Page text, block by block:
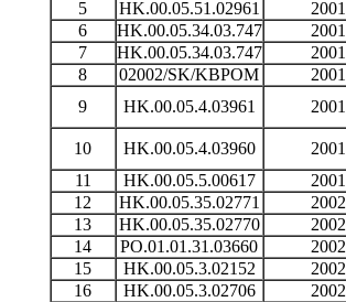
5
HK.00.05.51.02961 2001
6
HK.00.05.34.03.747 2001
7
HK.00.05.34.03.747 2001
8
02002/SK/KBPOM 2001
9
HK.00.05.4.03961 2001
10 HK.00.05.4.03960 2001
11
HK.00.05.5.00617 2001
12
HK.00.05.35.02771 2002
13
HK.00.05.35.02770 2002
14
PO.01.01.31.03660 2002
15
HK.00.05.3.02152 2002
16
HK.00.05.3.02706 2002